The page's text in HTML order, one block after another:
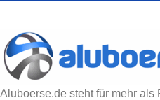
Aluboerse.de steht für mehr als